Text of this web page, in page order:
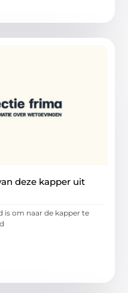
deze kapper uit
is om naar de kapper te